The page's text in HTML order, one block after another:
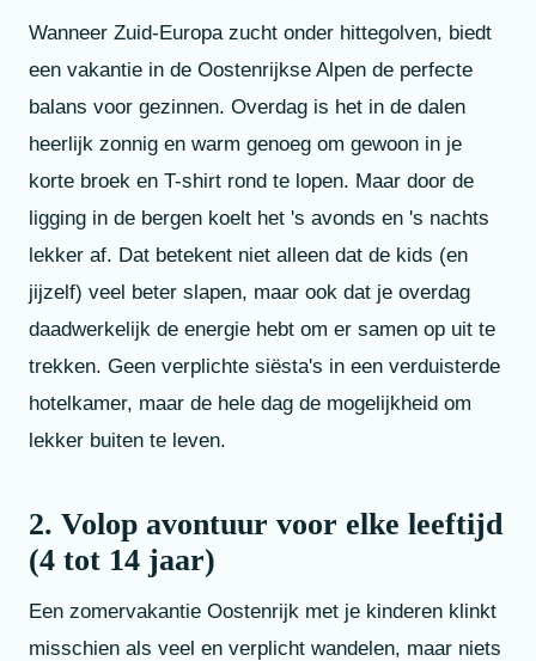
Wanneer Zuid-Europa zucht onder hittegolven, biedt
een vakantie in de Oostenrijkse Alpen de perfecte
balans voor gezinnen. Overdag is het in de dalen
heerlijk zonnig en warm genoeg om gewoon in je
korte broek en T-shirt rond te lopen. Maar door de
ligging in de bergen koelt het 's avonds en 's nachts
lekker af. Dat betekent niet alleen dat de kids (en
jijzelf) veel beter slapen, maar ook dat je overdag
daadwerkelijk de energie hebt om er samen op uit te
trekken. Geen verplichte siësta's in een verduisterde
hotelkamer, maar de hele dag de mogelijkheid om
lekker buiten te leven.
2. Volop avontuur voor elke leeftijd
(4 tot 14 jaar)
Een zomervakantie Oostenrijk met je kinderen klinkt
misschien als veel en verplicht wandelen, maar niets